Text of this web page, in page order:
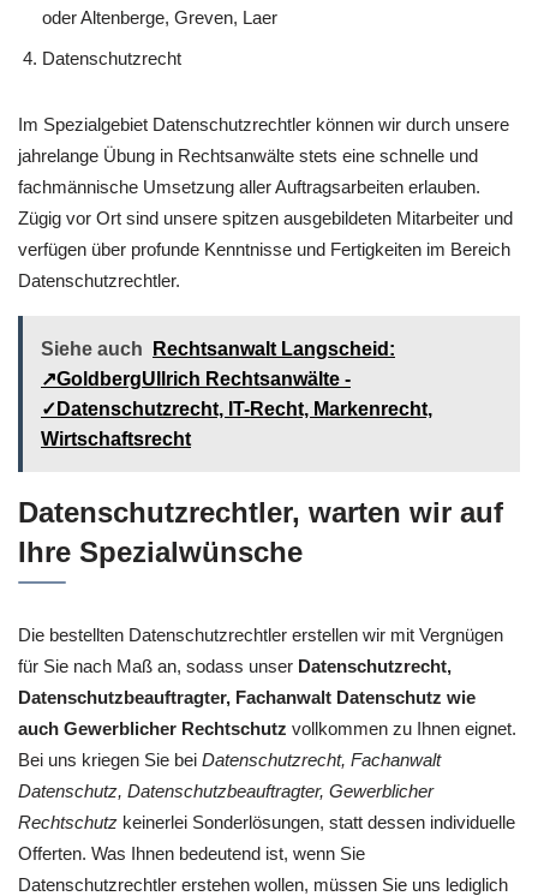
oder Altenberge, Greven, Laer
Datenschutzrecht
Im Spezialgebiet Datenschutzrechtler können wir durch unsere
jahrelange Übung in Rechtsanwälte stets eine schnelle und
fachmännische Umsetzung aller Auftragsarbeiten erlauben.
Zügig vor Ort sind unsere spitzen ausgebildeten Mitarbeiter und
verfügen über profunde Kenntnisse und Fertigkeiten im Bereich
Datenschutzrechtler.
Siehe auch
Rechtsanwalt Langscheid:
↗️GoldbergUllrich Rechtsanwälte -
✓Datenschutzrecht, IT-Recht, Markenrecht,
Wirtschaftsrecht
Datenschutzrechtler, warten wir auf
Ihre Spezialwünsche
Die bestellten Datenschutzrechtler erstellen wir mit Vergnügen
für Sie nach Maß an, sodass unser Datenschutzrecht,
Datenschutzbeauftragter, Fachanwalt Datenschutz wie
auch Gewerblicher Rechtschutz vollkommen zu Ihnen eignet.
Bei uns kriegen Sie bei Datenschutzrecht, Fachanwalt
Datenschutz, Datenschutzbeauftragter, Gewerblicher
Rechtschutz keinerlei Sonderlösungen, statt dessen individuelle
Offerten. Was Ihnen bedeutend ist, wenn Sie
Datenschutzrechtler erstehen wollen, müssen Sie uns lediglich